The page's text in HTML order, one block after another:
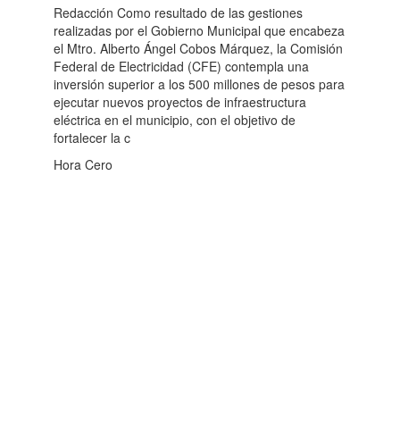
Redacción Como resultado de las gestiones
realizadas por el Gobierno Municipal que encabeza
el Mtro. Alberto Ángel Cobos Márquez, la Comisión
Federal de Electricidad (CFE) contempla una
inversión superior a los 500 millones de pesos para
ejecutar nuevos proyectos de infraestructura
eléctrica en el municipio, con el objetivo de
fortalecer la c
Hora Cero